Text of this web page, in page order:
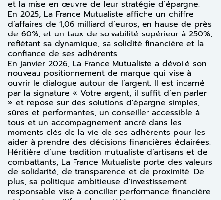
et la mise en œuvre de leur stratégie d’épargne.
En 2025, La France Mutualiste affiche un chiffre
d’affaires de 1,06 milliard d’euros, en hause de près
de 60%, et un taux de solvabilité supérieur à 250%,
reflétant sa dynamique, sa solidité financière et la
confiance de ses adhérents.
En janvier 2026, La France Mutualiste a dévoilé son
nouveau positionnement de marque qui vise à
ouvrir le dialogue autour de l’argent. Il est incarné
par la signature « Votre argent, il suffit d’en parler
» et repose sur des solutions d'épargne simples,
sûres et performantes, un conseiller accessible à
tous et un accompagnement ancré dans les
moments clés de la vie de ses adhérents pour les
aider à prendre des décisions financières éclairées.
Héritière d’une tradition mutualiste d’artisans et de
combattants, La France Mutualiste porte des valeurs
de solidarité, de transparence et de proximité. De
plus, sa politique ambitieuse d'investissement
responsable vise à concilier performance financière